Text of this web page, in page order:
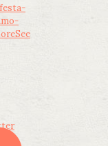
See